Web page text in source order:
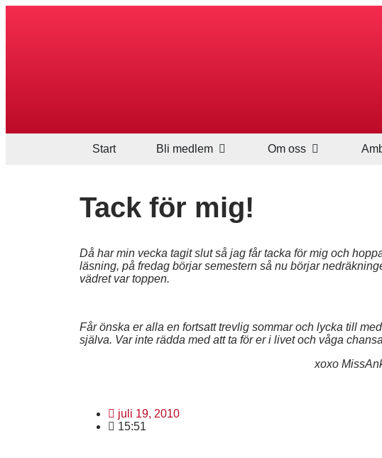
Start Bli medlem Om oss
Tack för mig!
Då har min vecka tagit slut så jag får tacka för mig och
läsning, på fredag börjar semestern så nu börjar
vädret var toppen.
Får önska er alla en fortsatt trevlig sommar och lycka till
själva. Var inte rädda med att ta för er i livet och våga
xoxo
juli 19, 2010
15:51